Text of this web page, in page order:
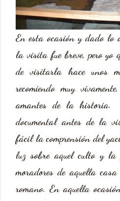
En esta ocasión y dado lo
la visita fue breve, pero yo
de visitarla hace unos
recomiendo muy
amantes de la historia.
documental antes de la
fácil la comprensión del
luz sobre aquel culto y
moradores de aquella
romano. En aquella